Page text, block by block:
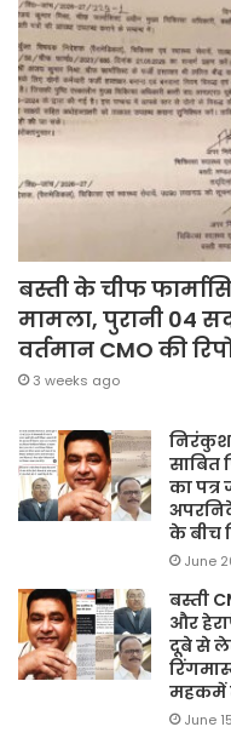
बस्ती के चीफ
मामला, पुरानी 04
वर्तमान CMO की
3 weeks ago
निरंकुश
साबित
का
के बीच
June
बस्ती
और
दूबे से
महकमें
June